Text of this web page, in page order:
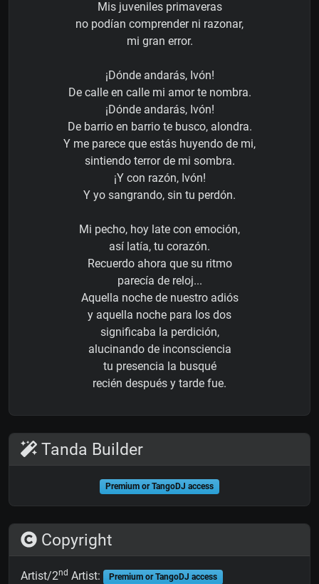
Mis juveniles primaveras
no podían comprender ni razonar,
mi gran error.
¡Dónde andarás, Ivón!
De calle en calle mi amor te nombra.
¡Dónde andarás, Ivón!
De barrio en barrio te busco, alondra.
Y me parece que estás huyendo de mi,
sintiendo terror de mi sombra.
¡Y con razón, Ivón!
Y yo sangrando, sin tu perdón.
Mi pecho, hoy late con emoción,
así latía, tu corazón.
Recuerdo ahora que su ritmo
parecía de reloj...
Aquella noche de nuestro adiós
y aquella noche para los dos
significaba la perdición,
alucinando de inconsciencia
tu presencia la busqué
recién después y tarde fue.
Tanda Builder
Premium or TangoDJ access
Copyright
Artist/2nd Artist: Premium or TangoDJ access